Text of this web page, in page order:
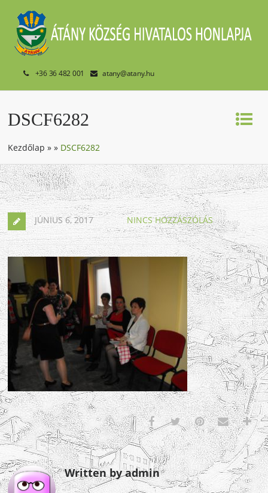
+36 36 482 001 atany@atany.hu
DSCF6282
Kezdőlap »» DSCF6282
JÚNIUS 6, 2017 NINCS HOZZÁSZÓLÁS
Written by admin